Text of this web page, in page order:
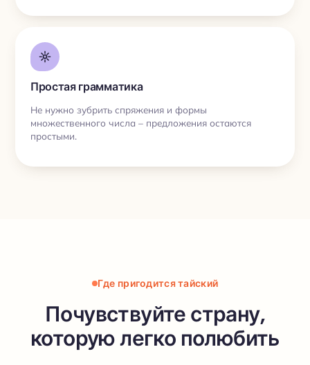
Простая грамматика
Не нужно зубрить спряжения и формы
множественного числа – предложения остаются
простыми.
Где пригодится тайский
Почувствуйте страну,
которую легко полюбить